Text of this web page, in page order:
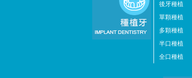
後牙種植
單顆種植
多顆種植
半口種植
全口種植